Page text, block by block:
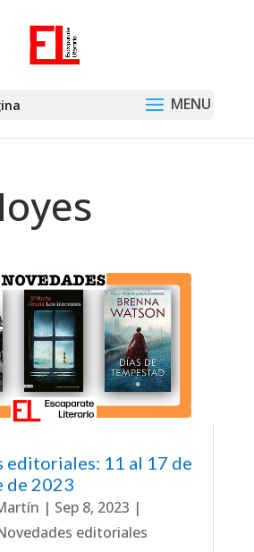
editoriales: 11 al 17 de
de 2023
| Sep 8, 2023 |
editoriales